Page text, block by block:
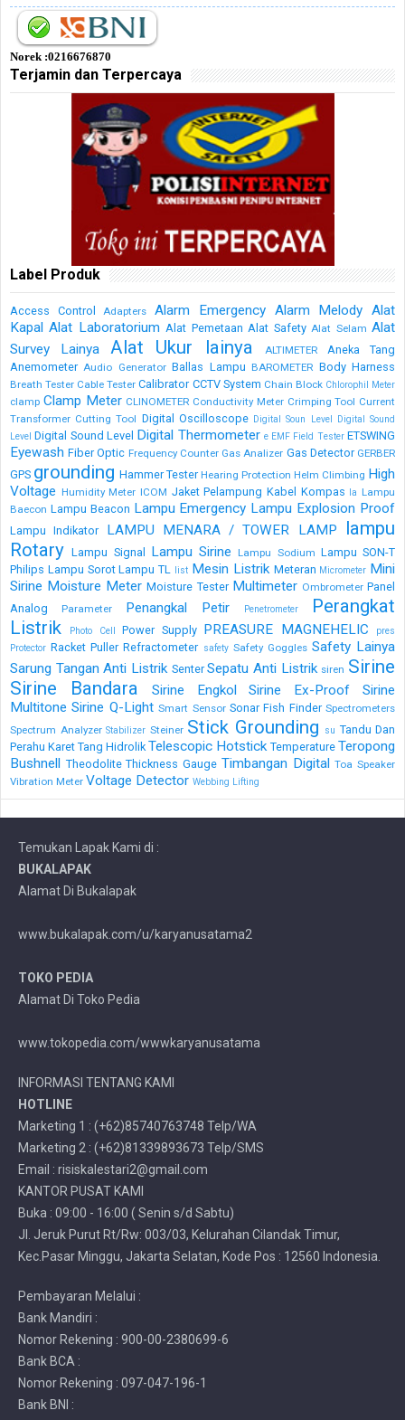
Norek :0216676870
Terjamin dan Terpercaya
Label Produk
Access Control Adapters Alarm Emergency Alarm Melody Alat
Kapal Alat Laboratorium Alat Pemetaan Alat Safety Alat Selam Alat
Survey Lainya
Alat Ukur lainya ALTIMETER
Aneka Tang
Anemometer Audio Generator Ballas Lampu BAROMETER Body Harness
Breath Tester Cable Tester Calibrator CCTV System Chain Block Chlorophil Meter
clamp Clamp Meter CLINOMETER Conductivity Meter Crimping Tool Current
Transformer Cutting Tool Digital Oscilloscope Digital Soun Level Digital Sound
Level Digital Sound Level Digital Thermometer e EMF Field Tester ETSWING
Eyewash Fiber Optic Frequency Counter Gas Analizer Gas Detector GERBER
GPS grounding Hammer Tester Hearing Protection Helm Climbing High
Voltage Humidity Meter ICOM Jaket Pelampung Kabel Kompas la Lampu
Baecon Lampu Beacon Lampu Emergency Lampu Explosion Proof
Lampu Indikator LAMPU MENARA / TOWER LAMP
lampu
Rotary Lampu Signal Lampu Sirine Lampu Sodium Lampu SON-T
Philips Lampu Sorot Lampu TL list Mesin Listrik Meteran Micrometer Mini
Sirine Moisture Meter Moisture Tester Multimeter Ombrometer Panel
Analog
Parameter Penangkal Petir Penetrometer
Perangkat
Listrik
Photo Cell Power Supply PREASURE MAGNEHELIC
pres
Protector Racket Puller Refractometer safety Safety Goggles Safety Lainya
Sarung Tangan Anti Listrik Senter Sepatu Anti Listrik siren Sirine
Sirine Bandara
Sirine Engkol Sirine Ex-Proof
Sirine
Multitone Sirine Q-Light Smart Sensor Sonar Fish Finder Spectrometers
Spectrum Analyzer Stabilizer Steiner Stick Grounding su Tandu Dan
Perahu Karet Tang Hidrolik Telescopic Hotstick Temperature Teropong
Bushnell Theodolite Thickness Gauge Timbangan Digital Toa Speaker
Vibration Meter Voltage Detector Webbing Lifting
Temukan Lapak Kami di :
BUKALAPAK
Alamat Di Bukalapak
www.bukalapak.com/u/karyanusatama2
TOKO PEDIA
Alamat Di Toko Pedia
www.tokopedia.com/wwwkaryanusatama
INFORMASI TENTANG KAMI
HOTLINE
Marketing 1 : (+62)85740763748 Telp/WA
Marketing 2 : (+62)81339893673 Telp/SMS
Email : risiskalestari2@gmail.com
KANTOR PUSAT KAMI
Buka : 09:00 - 16:00 ( Senin s/d Sabtu)
Jl. Jeruk Purut Rt/Rw: 003/03, Kelurahan Cilandak Timur,
Kec.Pasar Minggu, Jakarta Selatan, Kode Pos : 12560 Indonesia.
Pembayaran Melalui :
Bank Mandiri :
Nomor Rekening : 900-00-2380699-6
Bank BCA :
Nomor Rekening : 097-047-196-1
Bank BNI :